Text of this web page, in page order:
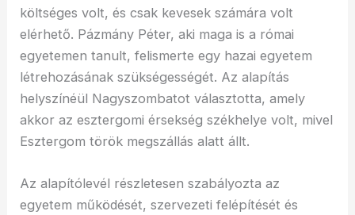
költséges volt, és csak kevesek számára volt
elérhető. Pázmány Péter, aki maga is a római
egyetemen tanult, felismerte egy hazai egyetem
létrehozásának szükségességét. Az alapítás
helyszínéül Nagyszombatot választotta, amely
akkor az esztergomi érsekség székhelye volt, mivel
Esztergom török megszállás alatt állt.
Az alapítólevél részletesen szabályozta az
egyetem működését, szervezeti felépítését és